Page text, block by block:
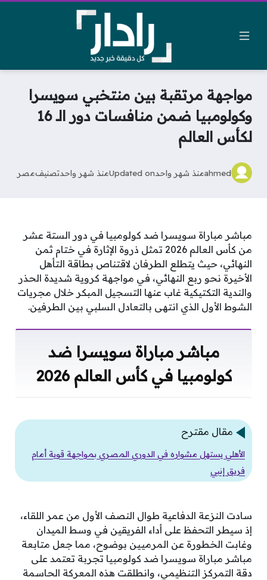
مواجهة مرتقبة بين منتخبي سويسرا
وكولومبيا ضمن منافسات دور الـ 16
لكأس العالم
ahmedمنذ شهر واحدUpdated onمنذ شهر واحدتصنيفمصر
مباشر مباراة سويسرا ضد كولومبيا في دور الستة عشر
من كأس العالم 2026 تمثل ذروة الإثارة في ختام ثمن
النهائي، حيث يتطلع الطرفان لاقتناص بطاقة التأهل
الأخيرة نحو ربع النهائي، في مواجهة كروية شديدة الحذر
والندية التكتيكية غاب عنها التسجيل المبكر خلال مجريات
الشوط الأول الذي انتهى بالتعادل السلبي بين الطرفين.
مباشر مباراة سويسرا ضد
كولومبيا في كأس العالم 2026
مقال مقترح
الأهلي يستهل مشواره في الدوري المصري بمواجهة قوية أمام
فريق إنبي
سادت النزعة الدفاعية طوال النصف الأول من عمر اللقاء،
إذ سيطر التحفظ على أداء الفريقين في وسط الميدان
وغابت الخطورة عن المرميين بوضوح، مما جعل متابعة
مباشر مباراة سويسرا ضد كولومبيا تجربة تعتمد على
دقة التمركز التنظيمي، وانطلقت هذه المعركة الحاسمة